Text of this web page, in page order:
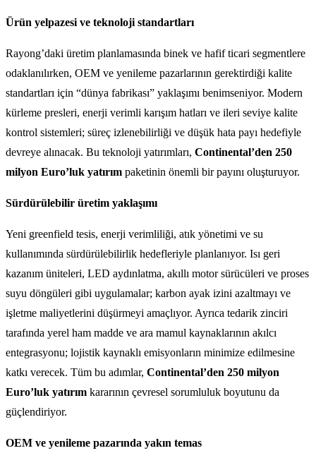
Ürün yelpazesi ve teknoloji standartları
Rayong’daki üretim planlamasında binek ve hafif ticari segmentlere
odaklanılırken, OEM ve yenileme pazarlarının gerektirdiği kalite
standartları için “dünya fabrikası” yaklaşımı benimseniyor. Modern
kürleme presleri, enerji verimli karışım hatları ve ileri seviye kalite
kontrol sistemleri; süreç izlenebilirliği ve düşük hata payı hedefiyle
devreye alınacak. Bu teknoloji yatırımları, Continental’den 250
milyon Euro’luk yatırım paketinin önemli bir payını oluşturuyor.
Sürdürülebilir üretim yaklaşımı
Yeni greenfield tesis, enerji verimliliği, atık yönetimi ve su
kullanımında sürdürülebilirlik hedefleriyle planlanıyor. Isı geri
kazanım üniteleri, LED aydınlatma, akıllı motor sürücüleri ve proses
suyu döngüleri gibi uygulamalar; karbon ayak izini azaltmayı ve
işletme maliyetlerini düşürmeyi amaçlıyor. Ayrıca tedarik zinciri
tarafında yerel ham madde ve ara mamul kaynaklarının akılcı
entegrasyonu; lojistik kaynaklı emisyonların minimize edilmesine
katkı verecek. Tüm bu adımlar, Continental’den 250 milyon
Euro’luk yatırım kararının çevresel sorumluluk boyutunu da
güçlendiriyor.
OEM ve yenileme pazarında yakın temas